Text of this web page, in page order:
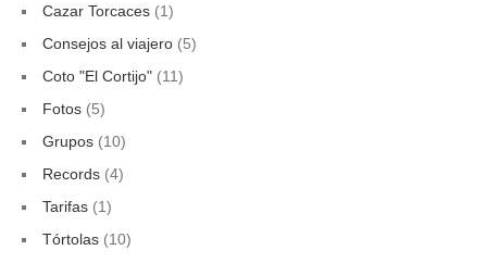
Cazar Torcaces (1)
Consejos al viajero (5)
Coto "El Cortijo" (11)
Fotos (5)
Grupos (10)
Records (4)
Tarifas (1)
Tórtolas (10)